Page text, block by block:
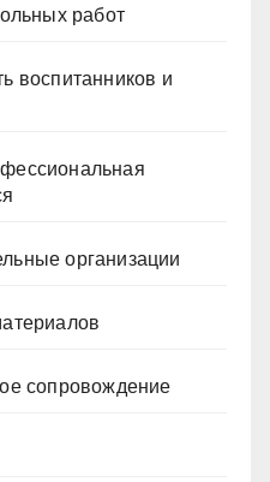
работ
воспитанников и
организации
сопровождение